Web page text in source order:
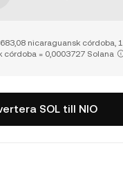
nicaraguansk córdoba, 1
córdoba = 0,0003727 Solana
SOL till NIO